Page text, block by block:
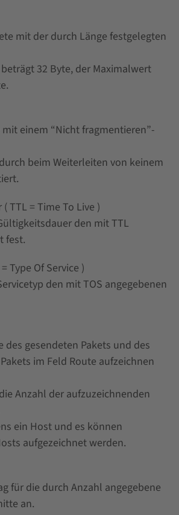
mit der durch Länge festgelegten
32 Byte, der Maximalwert
einem “Nicht fragmentieren”-
beim Weiterleiten von keinem
TTL = Time To Live )
den mit TTL
fest.
Type Of Service )
den mit TOS angegebenen
des gesendeten Pakets und des
im Feld Route aufzeichnen
Anzahl der aufzuzeichnenden
ein Host und es können
aufgezeichnet werden.
für die durch Anzahl angegebene
an.